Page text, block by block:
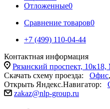
Отложенные0
Сравнение товаров0
+7 (499) 110-04-44
Контактная информация
Рязанский проспект,
Скачать схему проезда: Офис
Открыть Яндекс.Навигатор:
zakaz@nlp-group.ru